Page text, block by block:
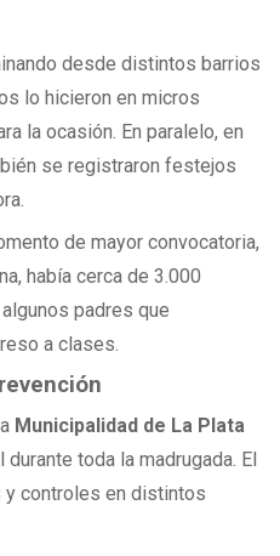
desde distintos barrios
lo hicieron en micros
la ocasión. En paralelo, en
se registraron festejos
de mayor convocatoria,
había cerca de 3.000
padres que
a clases.
Municipalidad de La Plata
toda la madrugada. El
controles en distintos